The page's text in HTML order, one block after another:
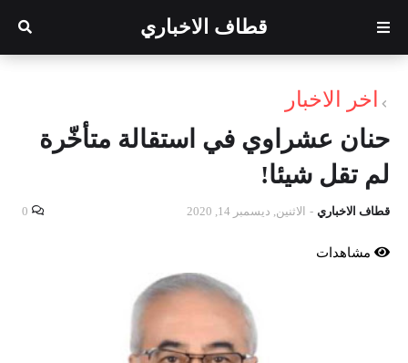
قطاف الاخباري
اخر الاخبار
حنان عشراوي في استقالة متأخّرة
لم تقل شيئا!
قطاف الاخباري - الاثنين, ديسمبر 14, 2020 0
مشاهدات